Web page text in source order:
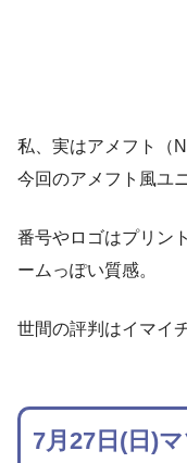
私、実はアメフト（
今回のアメフト風ユ
番号やロゴはプリン
ームっぽい質感。
世間の評判はイマイ
7月27日(日)